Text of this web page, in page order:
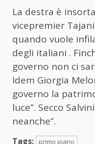
La destra è
vicepremier
quando vuole
degli italiani .
governo non ci
Idem Giorgia
governo la
luce”. Secco
neanche”.
Tags: primo piano